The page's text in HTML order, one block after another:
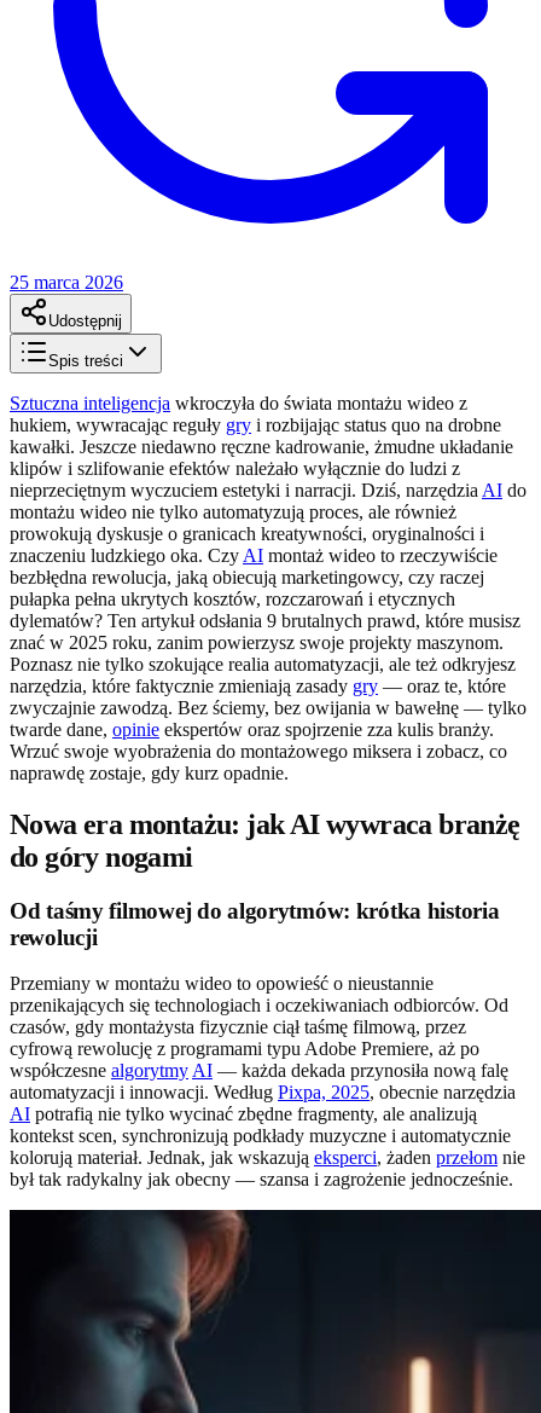
25 marca 2026
Udostępnij
Spis treści
Sztuczna inteligencja wkroczyła do świata montażu wideo z
hukiem, wywracając reguły gry i rozbijając status quo na drobne
kawałki. Jeszcze niedawno ręczne kadrowanie, żmudne układanie
klipów i szlifowanie efektów należało wyłącznie do ludzi z
nieprzeciętnym wyczuciem estetyki i narracji. Dziś, narzędzia AI do
montażu wideo nie tylko automatyzują proces, ale również
prowokują dyskusje o granicach kreatywności, oryginalności i
znaczeniu ludzkiego oka. Czy AI montaż wideo to rzeczywiście
bezbłędna rewolucja, jaką obiecują marketingowcy, czy raczej
pułapka pełna ukrytych kosztów, rozczarowań i etycznych
dylematów? Ten artykuł odsłania 9 brutalnych prawd, które musisz
znać w 2025 roku, zanim powierzysz swoje projekty maszynom.
Poznasz nie tylko szokujące realia automatyzacji, ale też odkryjesz
narzędzia, które faktycznie zmieniają zasady gry — oraz te, które
zwyczajnie zawodzą. Bez ściemy, bez owijania w bawełnę — tylko
twarde dane, opinie ekspertów oraz spojrzenie zza kulis branży.
Wrzuć swoje wyobrażenia do montażowego miksera i zobacz, co
naprawdę zostaje, gdy kurz opadnie.
Nowa era montażu: jak AI wywraca branżę
do góry nogami
Od taśmy filmowej do algorytmów: krótka historia
rewolucji
Przemiany w montażu wideo to opowieść o nieustannie
przenikających się technologiach i oczekiwaniach odbiorców. Od
czasów, gdy montażysta fizycznie ciął taśmę filmową, przez
cyfrową rewolucję z programami typu Adobe Premiere, aż po
współczesne algorytmy AI — każda dekada przynosiła nową falę
automatyzacji i innowacji. Według Pixpa, 2025, obecnie narzędzia
AI potrafią nie tylko wycinać zbędne fragmenty, ale analizują
kontekst scen, synchronizują podkłady muzyczne i automatycznie
kolorują materiał. Jednak, jak wskazują eksperci, żaden przełom nie
był tak radykalny jak obecny — szansa i zagrożenie jednocześnie.